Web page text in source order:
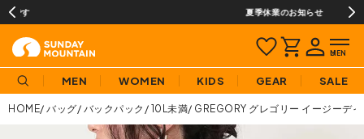
MEN WOMEN KIDS GEAR SALE
HOME バッグ バックパック 10L未満 GREGORY グレゴリー イージーデイ